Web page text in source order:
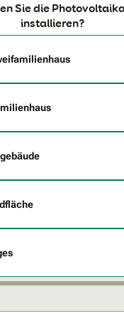
Sie die
installieren?